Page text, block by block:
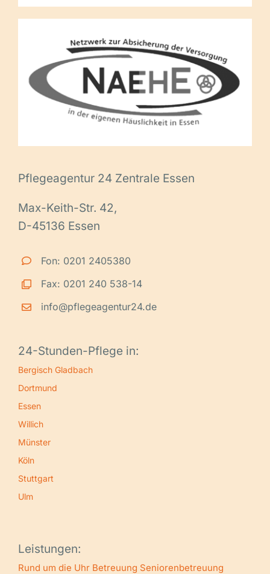
Pflegeagentur 24 Zentrale Essen
Max-Keith-Str. 42,
D-45136 Essen
Fon: 0201 2405380
Fax: 0201 240 538-14
info@pflegeagentur24.de
24-Stunden-Pflege in:
Bergisch Gladbach
Dortmund
Essen
Willich
Münster
Köln
Stuttgart
Ulm
Leistungen:
Rund um die Uhr Betreuung Seniorenbetreuung